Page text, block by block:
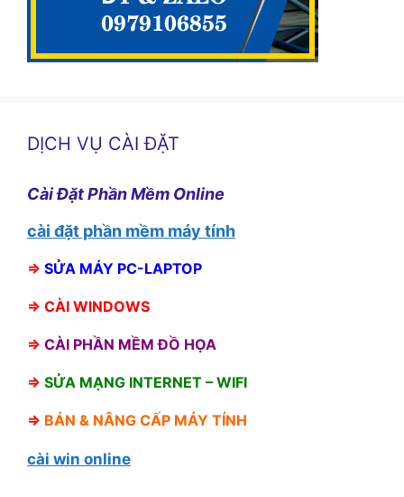
DỊCH VỤ CÀI ĐẶT
Cài Đặt Phần Mềm Online
cài đặt phần mềm máy tính
⇒ SỬA MÁY PC-LAPTOP
⇒ CÀI WINDOWS
⇒ CÀI PHẦN MỀM ĐỒ HỌA
⇒ SỬA MẠNG INTERNET – WIFI
⇒ BÁN & NÂNG CẤP MÁY TÍNH
cài win online